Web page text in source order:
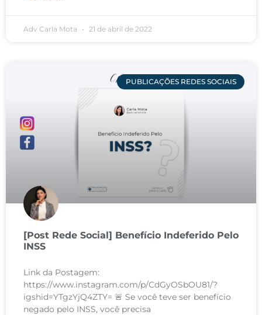
Adv Carla Mota 21 de abril de 2022
PUBLICAÇÕES REDES SOCIAIS
[Post Rede Social] Benefício Indeferido Pelo
INSS
Link da Postagem:
https://www.instagram.com/p/CdGyOSbOU81/?
igshid=YTgzYjQ4ZTY= 🚨 Se você teve ser benefício
negado pelo INSS, você precisa